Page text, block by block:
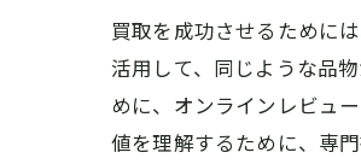
買取を成功させるために
活用して、同じような品
めに、オンラインレビュ
値を理解するために、専